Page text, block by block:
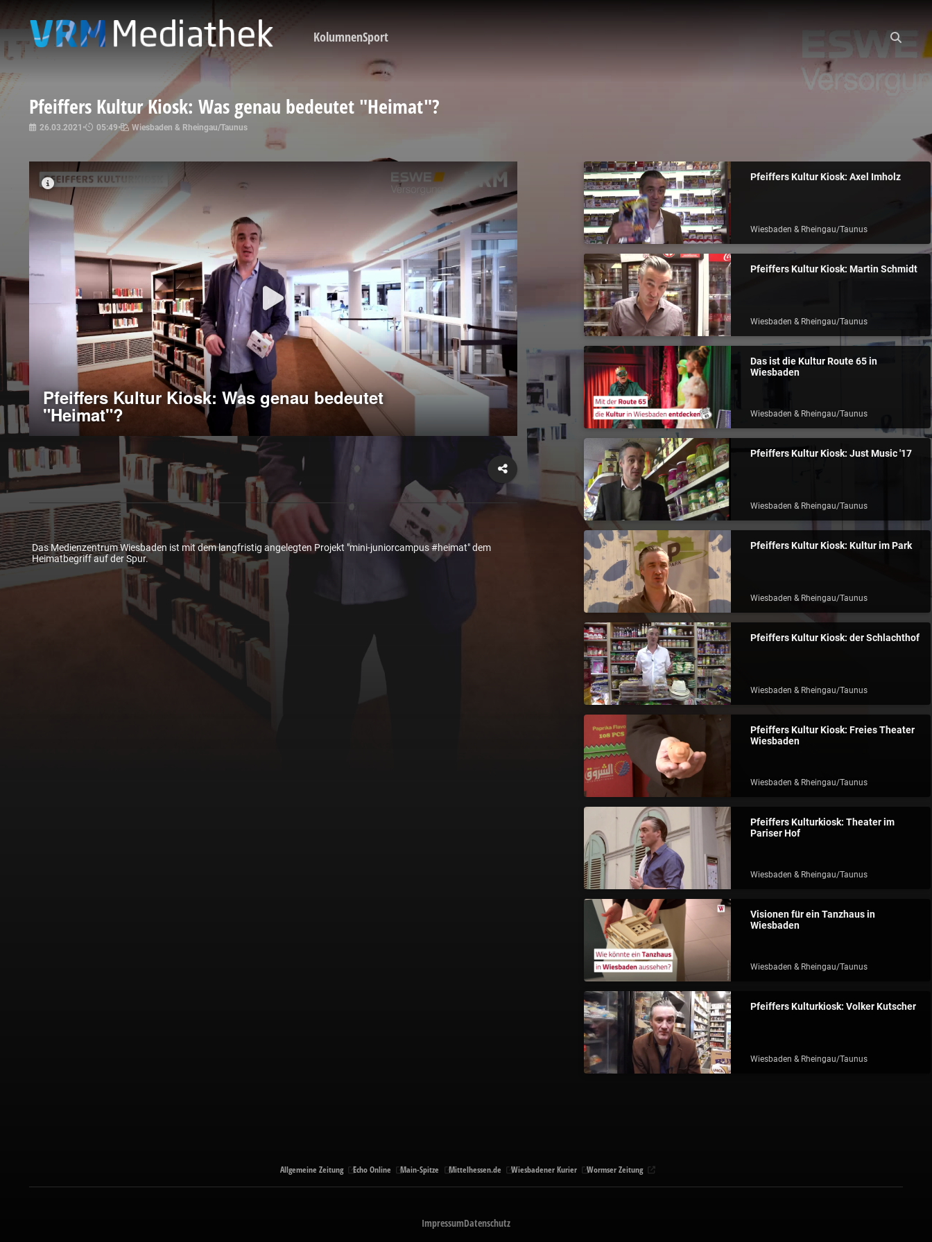
KolumnenSport
Pfeiffers Kultur Kiosk: Was genau bedeutet "Heimat"?
26.03.2021 • 05:49• Wiesbaden & Rheingau/Taunus
Pfeiffers Kultur Kiosk: Was genau bedeutet
"Heimat"?
Das Medienzentrum Wiesbaden ist mit dem langfristig angelegten Projekt "mini-juniorcampus #heimat" dem
Heimatbegriff auf der Spur.
Pfeiffers Kultur Kiosk: Axel Imholz
Wiesbaden & Rheingau/Taunus
Pfeiffers Kultur Kiosk: Martin Schmidt
Wiesbaden & Rheingau/Taunus
Das ist die Kultur Route 65 in
Wiesbaden
Wiesbaden & Rheingau/Taunus
Pfeiffers Kultur Kiosk: Just Music '17
Wiesbaden & Rheingau/Taunus
Pfeiffers Kultur Kiosk: Kultur im Park
Wiesbaden & Rheingau/Taunus
Pfeiffers Kultur Kiosk: der Schlachthof
Wiesbaden & Rheingau/Taunus
Pfeiffers Kultur Kiosk: Freies Theater
Wiesbaden
Wiesbaden & Rheingau/Taunus
Pfeiffers Kulturkiosk: Theater im
Pariser Hof
Wiesbaden & Rheingau/Taunus
Visionen für ein Tanzhaus in
Wiesbaden
Wiesbaden & Rheingau/Taunus
Pfeiffers Kulturkiosk: Volker Kutscher
Wiesbaden & Rheingau/Taunus
Allgemeine Zeitung Echo Online Main-Spitze Mittelhessen.de Wiesbadener Kurier Wormser Zeitung
ImpressumDatenschutz